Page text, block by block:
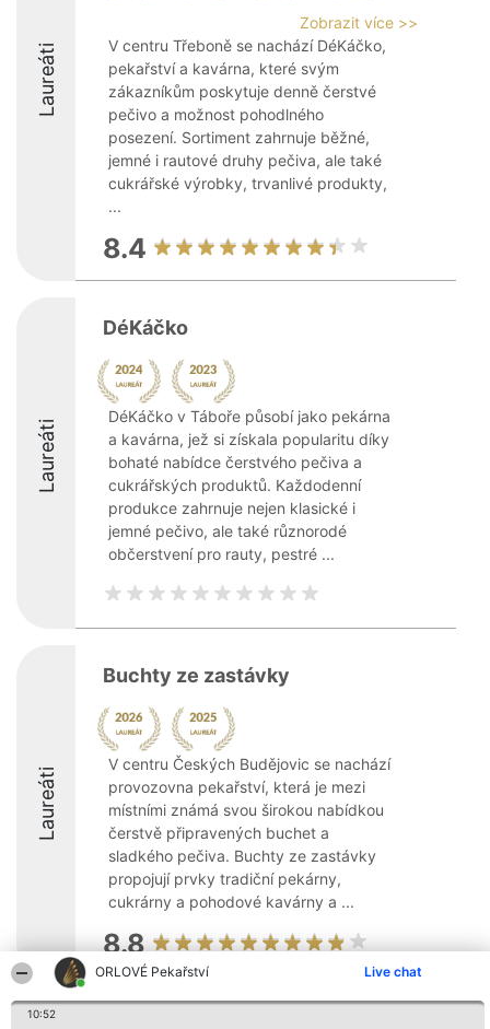
ORLOVÉ Pekařství Live chat
10:52
Laureáti
Zobrazit více >>
V centru Třeboně se nachází DéKáčko,
pekařství a kavárna, které svým
zákazníkům poskytuje denně čerstvé
pečivo a možnost pohodlného
posezení. Sortiment zahrnuje běžné,
jemné i rautové druhy pečiva, ale také
cukrářské výrobky, trvanlivé produkty,
...
8.4
Laureáti
DéKáčko
DéKáčko v Táboře působí jako pekárna
a kavárna, jež si získala popularitu díky
bohaté nabídce čerstvého pečiva a
cukrářských produktů. Každodenní
produkce zahrnuje nejen klasické i
jemné pečivo, ale také různorodé
občerstvení pro rauty, pestré ...
Laureáti
Buchty ze zastávky
V centru Českých Budějovic se nachází
provozovna pekařství, která je mezi
místními známá svou širokou nabídkou
čerstvě připravených buchet a
sladkého pečiva. Buchty ze zastávky
propojují prvky tradiční pekárny,
cukrárny a pohodové kavárny a ...
8.8
Organizátor hlasování